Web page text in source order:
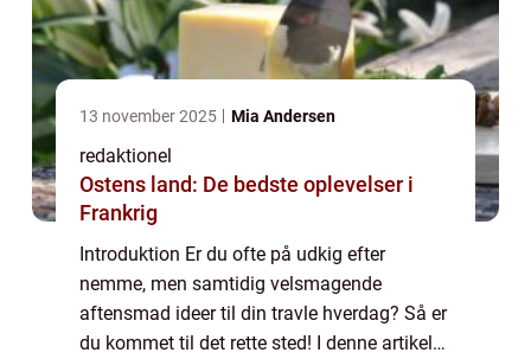
13 november 2025 Mia Andersen
redaktionel
Ostens land: De bedste oplevelser i
Frankrig
Introduktion Er du ofte på udkig efter
nemme, men samtidig velsmagende
aftensmad ideer til din travle hverdag? Så er
du kommet til det rette sted! I denne artikel